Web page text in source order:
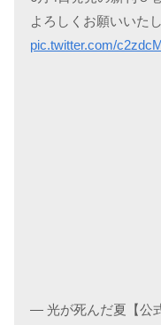
よろしくお願いいた
pic.twitter.com/
— 光が死んだ夏【公